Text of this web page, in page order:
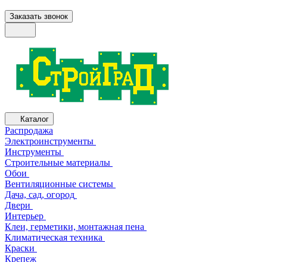
Заказать звонок
Каталог
Распродажа
Электроинструменты
Инструменты
Строительные материалы
Обои
Вентиляционные системы
Дача, сад, огород
Двери
Интерьер
Клеи, герметики, монтажная пена
Климатическая техника
Краски
Крепеж